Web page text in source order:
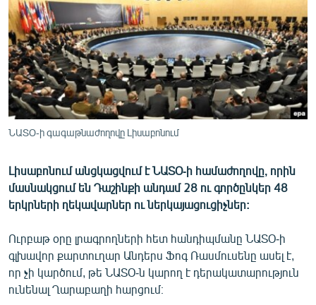
ՄԻՋԱԶԳԱՅԻՆ
ՄՇԱԿՈՒՅԹ
ՍՊՈՐՏ
ՄԵԿՆԱԲԱՆՈՒԹՅՈՒՆ
ՏՏ ԵՒ ԻՆՏԵՐՆԵՏ
ԱՐԽԻՎ
ՏԵՍԱՆՅՈՒԹԵՐ
ՁԳՏԵԼՈՎ ԼԱՎԱԳՈՒՅՆԻՆ
ՓՈԴՔԱՍԹ
ՆԱՏՕ-ի գագաթնաժողովը Լիսաբոնում
Լիսաբոնում անցկացվում է ՆԱՏՕ-ի համաժողովը, որին
մասնակցում են Դաշինքի անդամ 28 ու գործընկեր 48
երկրների ղեկավարներ ու ներկայացուցիչներ:
Ուրբաթ օրը լրագրողների հետ հանդիպմանը ՆԱՏՕ-ի
գլխավոր քարտուղար Անդերս Ֆոգ Ռասմուսենը ասել է,
որ չի կարծում, թե ՆԱՏՕ-ն կարող է դերակատարություն
ունենալ Ղարաբաղի հարցում։